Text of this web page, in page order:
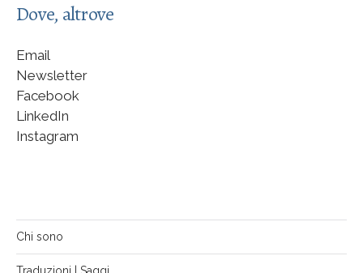
Dove, altrove
Email
Newsletter
Facebook
LinkedIn
Instagram
Chi sono